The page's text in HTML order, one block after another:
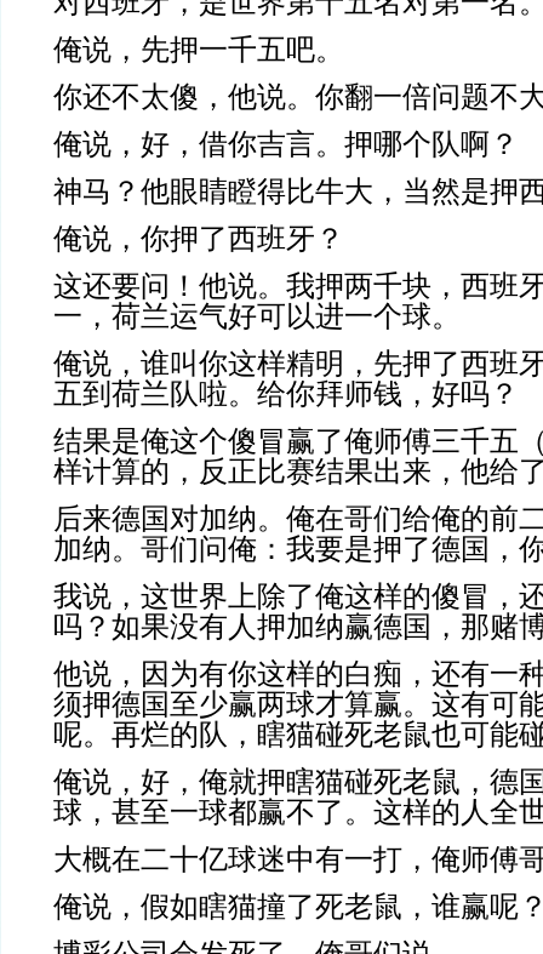
俺说，先押一千五吧。
你还不太傻，他说。你翻一倍问题不
俺说，好，借你吉言。押哪个队啊？
神马？他眼睛瞪得比牛大，当然是押
俺说，你押了西班牙？
这还要问！他说。我押两千块，西班
一，荷兰运气好可以进一个球。
俺说，谁叫你这样精明，先押了西班
五到荷兰队啦。给你拜师钱，好吗？
结果是俺这个傻冒赢了俺师傅三千五
样计算的，反正比赛结果出来，他给
后来德国对加纳。俺在哥们给俺的前
加纳。哥们问俺：我要是押了德国，
我说，这世界上除了俺这样的傻冒，
吗？如果没有人押加纳赢德国，那赌
他说，因为有你这样的白痴，还有一
须押德国至少赢两球才算赢。这有可
呢。再烂的队，瞎猫碰死老鼠也可能
俺说，好，俺就押瞎猫碰死老鼠，德
球，甚至一球都赢不了。这样的人全
大概在二十亿球迷中有一打，俺师傅
俺说，假如瞎猫撞了死老鼠，谁赢呢